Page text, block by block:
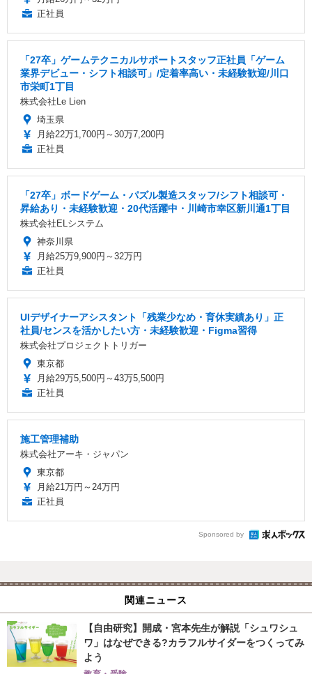
正社員
「27卒」ゲームテクニカルサポートスタッフ正社員「ゲーム
業界デビュー・シフト相談可」/定着率高い・未経験歓迎/川口
市栄町1丁目
株式会社Le Lien
埼玉県
月給22万1,700円～30万7,200円
正社員
「27卒」ボードゲーム・パズル製造スタッフ/シフト相談可・
昇給あり・未経験歓迎・20代活躍中・川崎市幸区新川通1丁目
株式会社ELシステム
神奈川県
月給25万9,900円～32万円
正社員
UIデザイナーアシスタント「残業少なめ・育休実績あり」正
社員/センスを活かしたい方・未経験歓迎・Figma習得
株式会社プロジェクトトリガー
東京都
月給29万5,500円～43万5,500円
正社員
施工管理補助
株式会社アーキ・ジャパン
東京都
月給21万円～24万円
正社員
Sponsored by
関連ニュース
【自由研究】開成・宮本先生が解説「シュワシュ
ワ」はなぜできる?カラフルサイダーをつくってみ
よう